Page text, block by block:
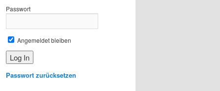
Passwort
Angemeldet bleiben
Passwort zurücksetzen